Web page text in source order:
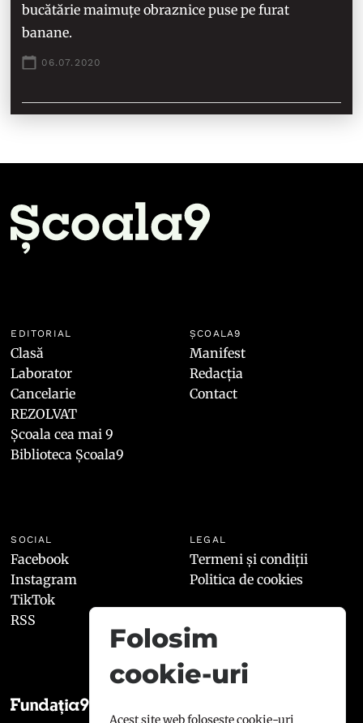
bucătărie maimuțe obraznice puse pe furat
banane.
06.07.2020
EDITORIAL
Clasă
Laborator
Cancelarie
REZOLVAT
Școala cea mai 9
Biblioteca Școala9
ȘCOALA9
Manifest
Redacția
Contact
SOCIAL
Facebook
Instagram
TikTok
RSS
LEGAL
Termeni și condiții
Politica de cookies
Folosim
cookie-uri
Acest site web folosește cookie-uri